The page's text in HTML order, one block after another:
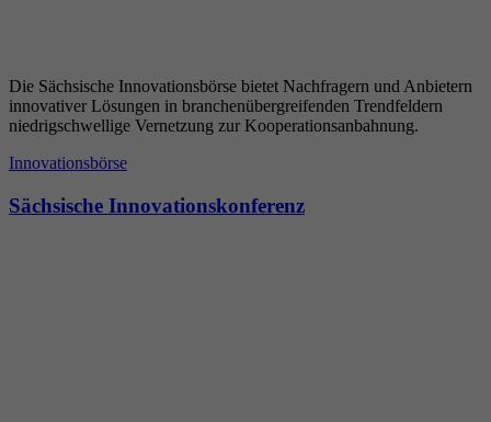
Die Sächsische Innovationsbörse bietet Nachfragern und Anbietern
innovativer Lösungen in branchenübergreifenden Trendfeldern
niedrigschwellige Vernetzung zur Kooperationsanbahnung.
Innovationsbörse
Sächsische Innovationskonferenz